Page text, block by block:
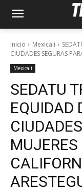
Inicio Mexicali
CIUDADES SEGURAS
Mexicali
SEDATU
EQUIDAD